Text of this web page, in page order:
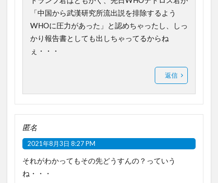
「中国から武漢研究所流出説を排除するよう
WHOに圧力があった」と認めちゃったし、しっ
かり報告書としても出しちゃってるからね
ぇ・・・
返信
匿名
2021年8月3日 8:27 PM
それがわかってもその先どうすんの？っていう
ね・・・